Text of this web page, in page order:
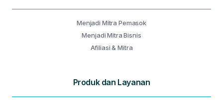
Menjadi Mitra Pemasok
Menjadi Mitra Bisnis
Afiliasi & Mitra
Produk dan Layanan